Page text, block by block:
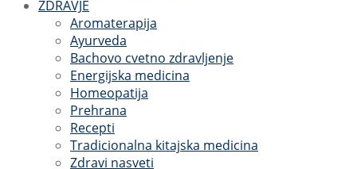
ZDRAVJE
Aromaterapija
Ayurveda
Bachovo cvetno zdravljenje
Energijska medicina
Homeopatija
Prehrana
Recepti
Tradicionalna kitajska medicina
Zdravi nasveti